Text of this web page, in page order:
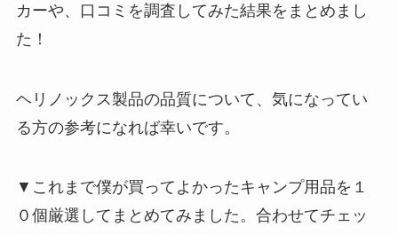
カーや、口コミを調査してみた結果をまとめまし
た！
ヘリノックス製品の品質について、気になってい
る方の参考になれば幸いです。
▼これまで僕が買ってよかったキャンプ用品を１
０個厳選してまとめてみました。合わせてチェッ